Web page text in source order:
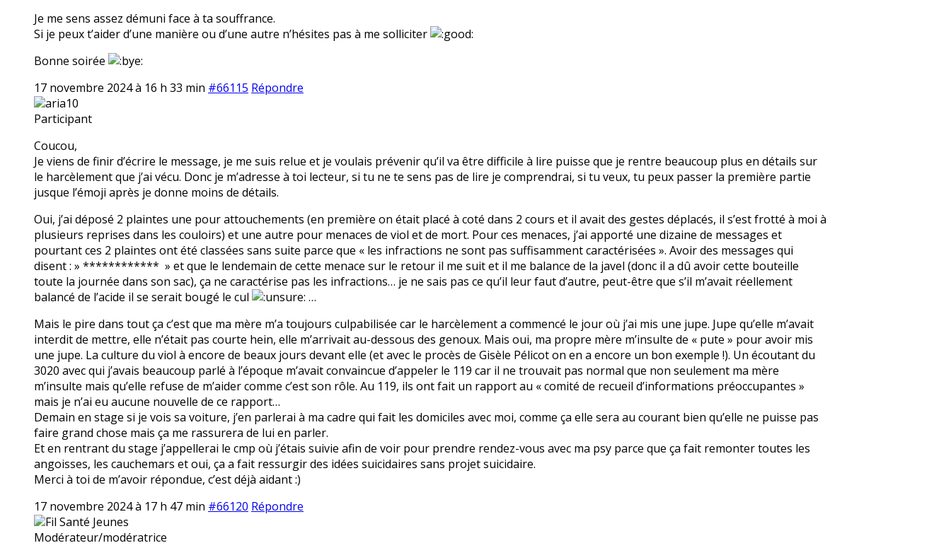
Je me sens assez démuni face à ta souffrance.
Si je peux t’aider d’une manière ou d’une autre n’hésites pas à me solliciter
Bonne soirée
17 novembre 2024 à 16 h 33 min #66115 Répondre
aria10
Participant
Coucou,
Je viens de finir d’écrire le message, je me suis relue et je voulais prévenir qu’il va être difficile à lire puisse que je rentre beaucoup plus en détails sur
le harcèlement que j’ai vécu. Donc je m’adresse à toi lecteur, si tu ne te sens pas de lire je comprendrai, si tu veux, tu peux passer la première partie
jusque l’émoji après je donne moins de détails.
Oui, j’ai déposé 2 plaintes une pour attouchements (en première on était placé à coté dans 2 cours et il avait des gestes déplacés, il s’est frotté à moi à
plusieurs reprises dans les couloirs) et une autre pour menaces de viol et de mort. Pour ces menaces, j’ai apporté une dizaine de messages et
pourtant ces 2 plaintes ont été classées sans suite parce que « les infractions ne sont pas suffisamment caractérisées ». Avoir des messages qui
disent : » ************ » et que le lendemain de cette menace sur le retour il me suit et il me balance de la javel (donc il a dû avoir cette bouteille
toute la journée dans son sac), ça ne caractérise pas les infractions… je ne sais pas ce qu’il leur faut d’autre, peut-être que s’il m’avait réellement
balancé de l’acide il se serait bougé le cul
…
Mais le pire dans tout ça c’est que ma mère m’a toujours culpabilisée car le harcèlement a commencé le jour où j’ai mis une jupe. Jupe qu’elle m’avait
interdit de mettre, elle n’était pas courte hein, elle m’arrivait au-dessous des genoux. Mais oui, ma propre mère m’insulte de « pute » pour avoir mis
une jupe. La culture du viol à encore de beaux jours devant elle (et avec le procès de Gisèle Pélicot on en a encore un bon exemple !). Un écoutant du
3020 avec qui j’avais beaucoup parlé à l’époque m’avait convaincue d’appeler le 119 car il ne trouvait pas normal que non seulement ma mère
m’insulte mais qu’elle refuse de m’aider comme c’est son rôle. Au 119, ils ont fait un rapport au « comité de recueil d’informations préoccupantes »
mais je n’ai eu aucune nouvelle de ce rapport…
Demain en stage si je vois sa voiture, j’en parlerai à ma cadre qui fait les domiciles avec moi, comme ça elle sera au courant bien qu’elle ne puisse pas
faire grand chose mais ça me rassurera de lui en parler.
Et en rentrant du stage j’appellerai le cmp où j’étais suivie afin de voir pour prendre rendez-vous avec ma psy parce que ça fait remonter toutes les
angoisses, les cauchemars et oui, ça a fait ressurgir des idées suicidaires sans projet suicidaire.
Merci à toi de m’avoir répondue, c’est déjà aidant :)
17 novembre 2024 à 17 h 47 min #66120 Répondre
Fil Santé Jeunes
Modérateur/modératrice